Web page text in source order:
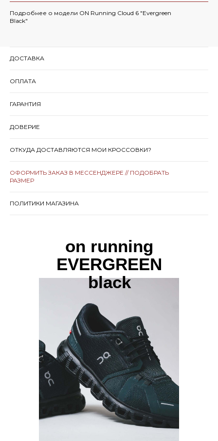
Подробнее о модели ON Running Cloud 6 "Evergreen
Black"
ДОСТАВКА
ОПЛАТА
ГАРАНТИЯ
ДОВЕРИЕ
ОТКУДА ДОСТАВЛЯЮТСЯ МОИ КРОССОВКИ?
ОФОРМИТЬ ЗАКАЗ В МЕССЕНДЖЕРЕ // ПОДОБРАТЬ
РАЗМЕР
ПОЛИТИКИ МАГАЗИНА
on running
EVERGREEN
black